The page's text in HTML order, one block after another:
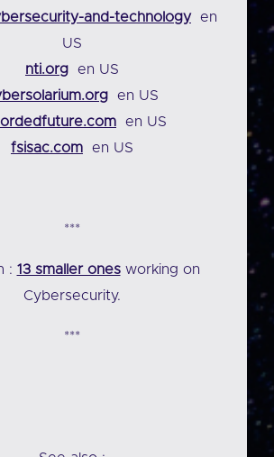
and-technologyen
US
nti.org en US
en US
en US
fsisac.com en US
***
: 13 smaller onesworking on
Cybersecurity.
***